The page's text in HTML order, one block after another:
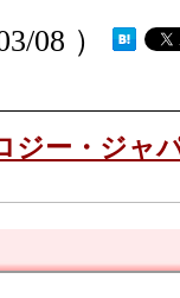
08 ）
ジー・ジャ